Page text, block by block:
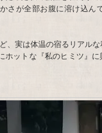
さが全部お腹に溶け込ん
、実は体温の宿るリアルな
ホットな『私のヒミツ』